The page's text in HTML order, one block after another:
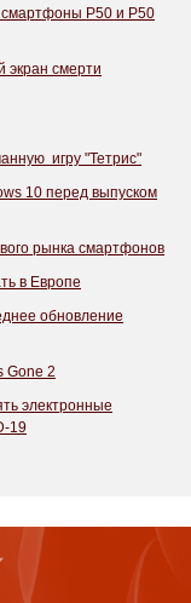
P50 и P50
экран смерти
игру "Тетрис"
10 перед выпуском
рынка смартфонов
в Европе
обновление
Gone 2
электронные
19